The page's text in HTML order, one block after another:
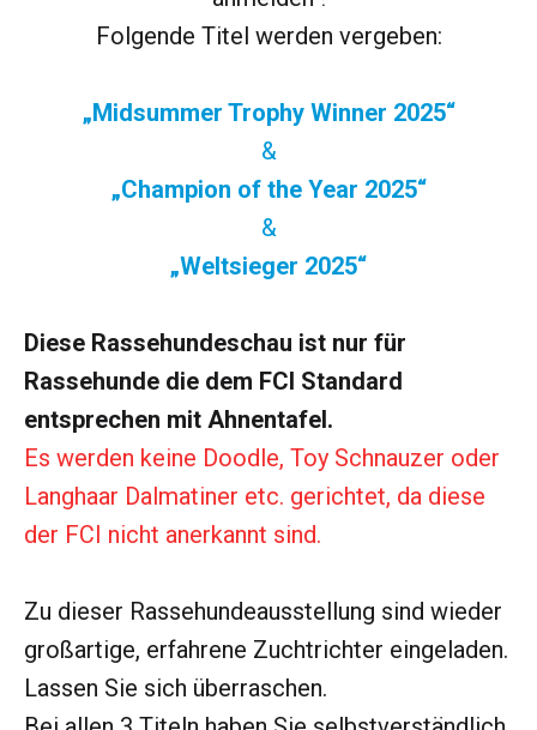
Folgende Titel werden vergeben:
„Midsummer Trophy Winner 2025“
&
„Champion of the Year 2025“
&
„Weltsieger 2025“
Diese Rassehundeschau ist nur für
Rassehunde die dem FCI Standard
entsprechen mit Ahnentafel.
Es werden keine Doodle, Toy Schnauzer oder
Langhaar Dalmatiner etc. gerichtet, da diese
der FCI nicht anerkannt sind.
Zu dieser Rassehundeausstellung sind wieder
großartige, erfahrene Zuchtrichter eingeladen.
Lassen Sie sich überraschen.